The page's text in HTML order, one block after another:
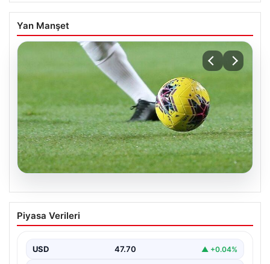
Yan Manşet
05.08.2026
04 Ağustos 2026 Salı Günkü Maç
Programı ve Yayın Akışları
oldukça hareketli ve heyecan verici bir…
Piyasa Verileri
USD 47.70 ▲ +0.04%